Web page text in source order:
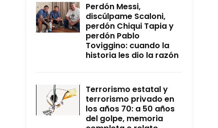
Perdón Messi,
discúlpame Scaloni,
perdón Chiqui Tapia y
perdón Pablo
Toviggino: cuando la
historia les dio la razón
Terrorismo estatal y
terrorismo privado en
los años 70: a 50 años
del golpe, memoria